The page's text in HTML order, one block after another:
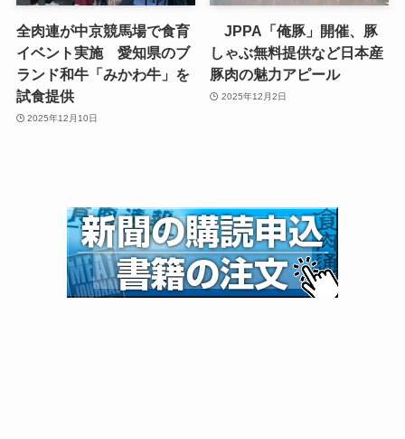
全肉連が中京競馬場で食育
イベント実施 愛知県のブ
ランド和牛「みかわ牛」を
試食提供
2025年12月10日
JPPA「俺豚」開催、豚
しゃぶ無料提供など日本産
豚肉の魅力アピール
2025年12月2日